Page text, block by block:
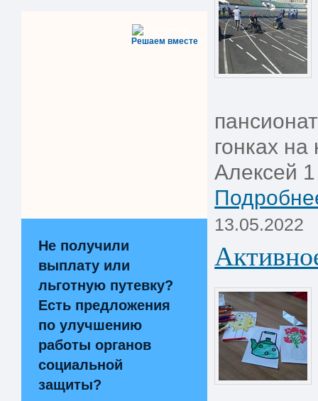
Решаем вместе
Не получили
выплату или
льготную путевку?
Есть предложения
по улучшению
работы органов
социальной
защиты?
гонках
Алексей
13.05.2022